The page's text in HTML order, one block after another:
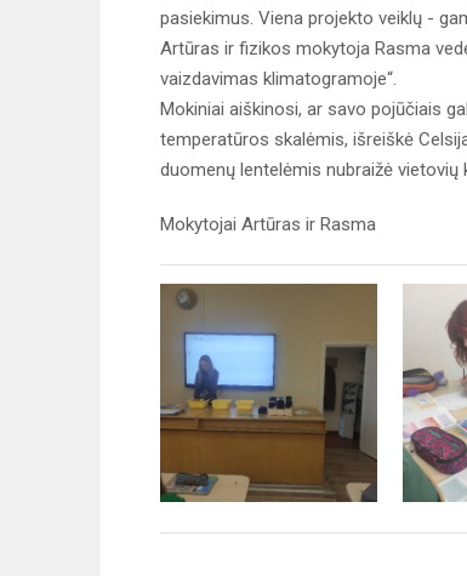
pasiekimus. Viena projekto veiklų -
Artūras ir fizikos mokytoja Rasma
vaizdavimas klimatogramoje“.
Mokiniai aiškinosi, ar savo pojūčiais
temperatūros skalėmis, išreiškė
duomenų lentelėmis nubraižė vietovių
Mokytojai Artūras ir Rasma